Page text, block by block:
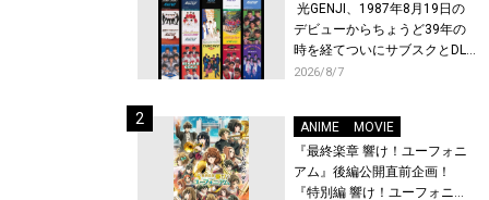
光GENJI、1987年8月19日の
デビューからちょうど39年の
時を経てついにサブスクとDL
配信が解禁！
2026/8/7
ANIME
MOVIE
『最終楽章 響け！ユーフォニ
アム』後編公開直前企画！
『特別編 響け！ユーフォニア